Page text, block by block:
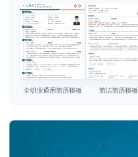
面试自我介绍
AI 职场工具 New
简历模板
简历教程
查看模板
全职业通用简历模板
查看模板
简洁简历模板